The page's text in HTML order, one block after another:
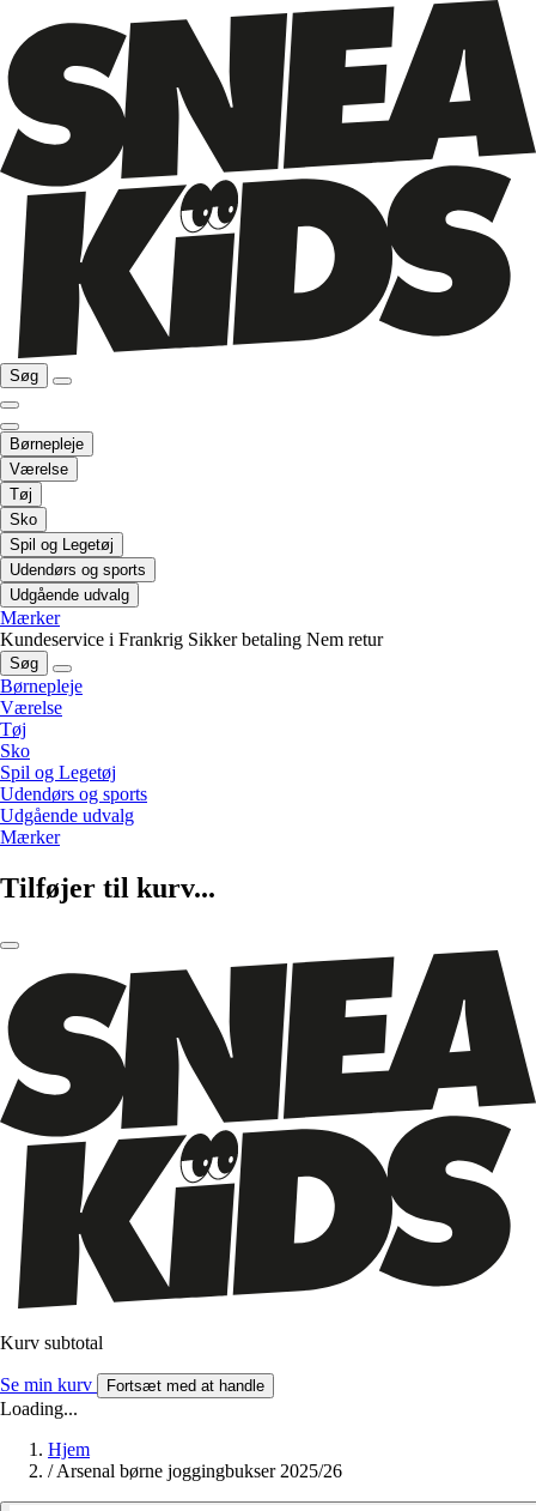
Søg
Børnepleje
Værelse
Tøj
Sko
Spil og Legetøj
Udendørs og sports
Udgående udvalg
Mærker
Kundeservice i Frankrig Sikker betaling Nem retur
Søg
Børnepleje
Værelse
Tøj
Sko
Spil og Legetøj
Udendørs og sports
Udgående udvalg
Mærker
Tilføjer til kurv...
Kurv subtotal
Se min kurv Fortsæt med at handle
Loading...
Hjem
/ Arsenal børne joggingbukser 2025/26